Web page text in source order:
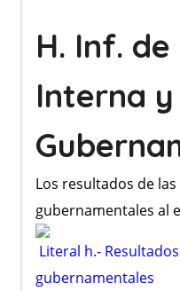
H. Inf.
Interna y
Los resultados de
gubernamentales al
Literal h.-
gubernamentales